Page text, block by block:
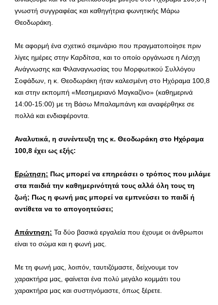
γνωστή συγγραφέας και καθηγήτρια φωνητικής Μάρω
Θεοδωράκη.
Με αφορμή ένα σχετικό σεμινάριο που πραγματοποίησε πριν
λίγες ημέρες στην Καρδίτσα, και το οποίο οργάνωσε η Λέσχη
Ανάγνωσης και Φιλαναγνωσίας του Μορφωτικού Συλλόγου
Σοφάδων, η κ. Θεοδωράκη ήταν καλεσμένη στο Ηχόραμα 100,8
και στην εκπομπή «Μεσημεριανό Μαγκαζίνο» (καθημερινά
14:00-15:00) με τη Βάσω Μπαλαμπάνη και αναφέρθηκε σε
πολλά και ενδιαφέροντα.
Αναλυτικά, η συνέντευξη της κ. Θεοδωράκη στο Ηχόραμα
100,8 έχει ως εξής:
Ερώτηση: Πως μπορεί να επηρεάσει ο τρόπος που μιλάμε
στα παιδιά την καθημερινότητά τους αλλά όλη τους τη
ζωή; Πως η φωνή μας μπορεί να εμπνεύσει το παιδί ή
αντίθετα να το απογοητεύσει;
Απάντηση: Τα δύο βασικά εργαλεία που έχουμε οι άνθρωποι
είναι το σώμα και η φωνή μας.
Με τη φωνή μας, λοιπόν, ταυτιζόμαστε, δείχνουμε τον
χαρακτήρα μας, φαίνεται ένα πολύ μεγάλο κομμάτι του
χαρακτήρα μας και συστηνόμαστε, όπως ξέρετε.